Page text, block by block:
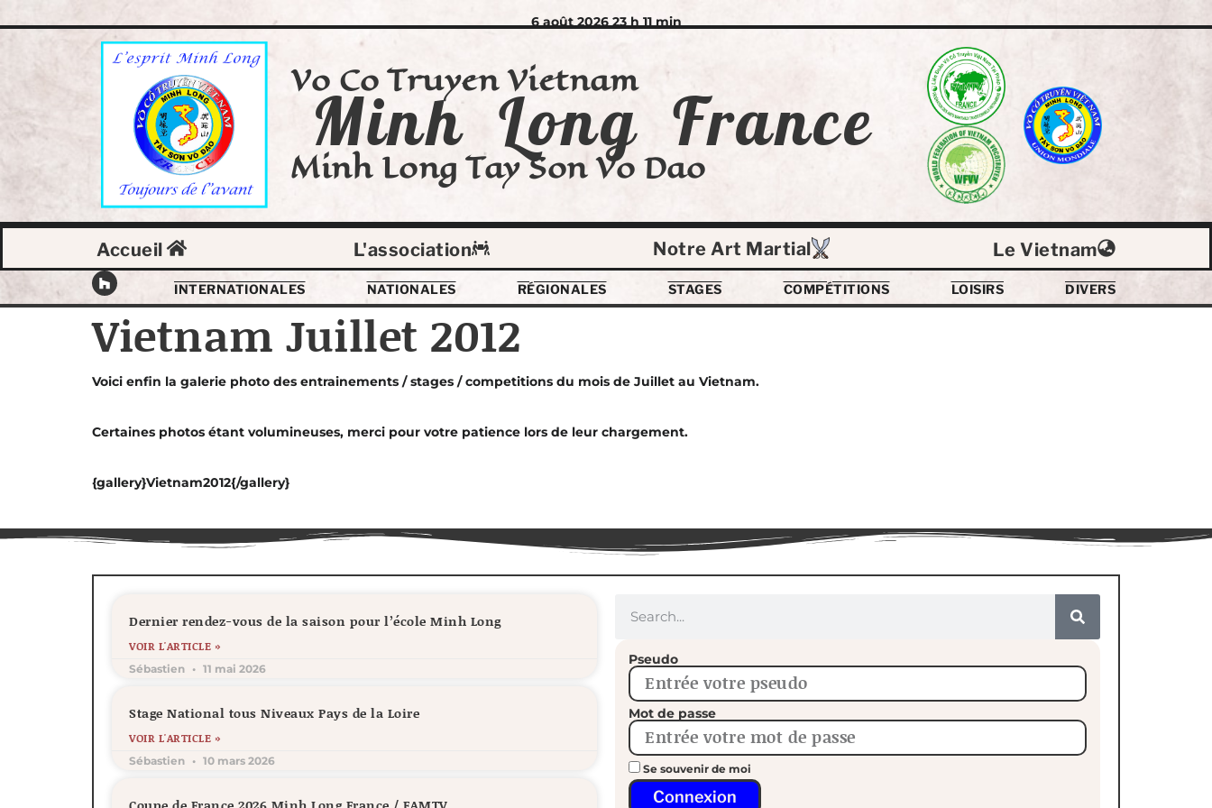
6 août 2026 23 h 11 min
Vo Co Truyen Vietnam
Minh Long France
Minh Long Tay Son Vo Dao
Accueil L'association Notre Art Martial Le Vietnam
INTERNATIONALES NATIONALES RÉGIONALES STAGES COMPÉTITIONS LOISIRS DIVERS
Vietnam Juillet 2012
Voici enfin la galerie photo des entrainements / stages / competitions du mois de Juillet au Vietnam.
Certaines photos étant volumineuses, merci pour votre patience lors de leur chargement.
{gallery}Vietnam2012{/gallery}
Dernier rendez-vous de la saison pour l’école Minh Long
VOIR L'ARTICLE »
Sébastien 11 mai 2026
Stage National tous Niveaux Pays de la Loire
VOIR L'ARTICLE »
Sébastien 10 mars 2026
Pseudo
Mot de passe
Se souvenir de moi
Connexion